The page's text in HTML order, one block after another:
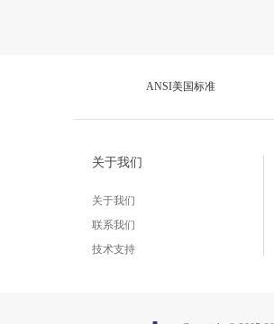
ANSI美国标准
关于我们
关于我们
联系我们
技术支持